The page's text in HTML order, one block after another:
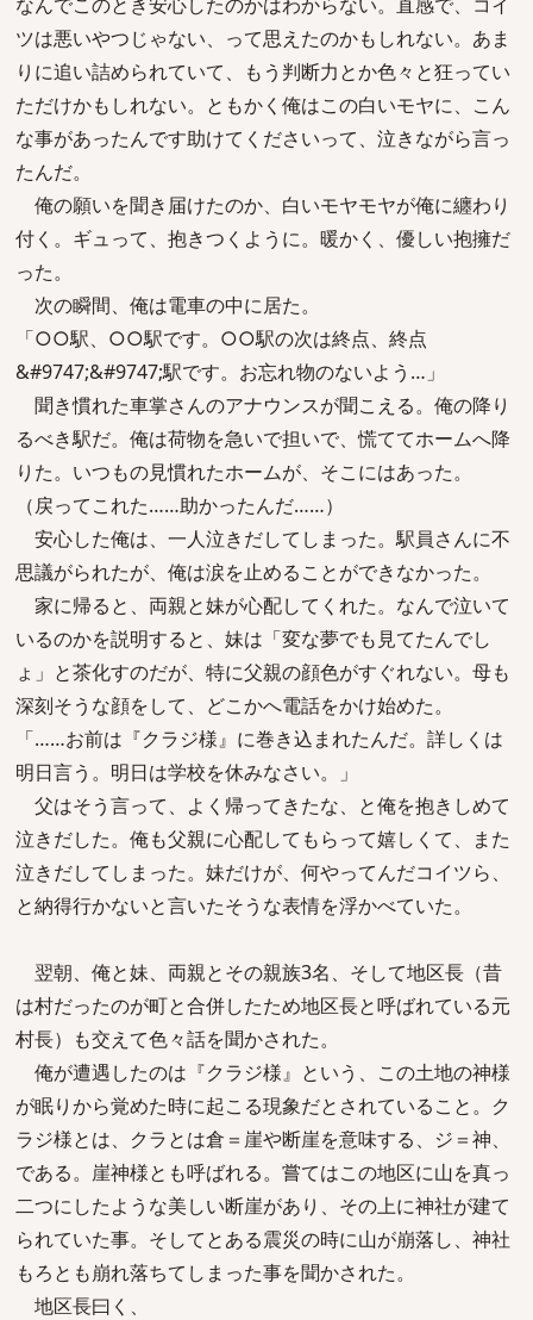
ツは悪いやつじゃない、って思えたのかもしれない。あま
りに追い詰められていて、もう判断力とか色々と狂ってい
ただけかもしれない。ともかく俺はこの白いモヤに、こん
な事があったんです助けてくださいって、泣きながら言っ
たんだ。
俺の願いを聞き届けたのか、白いモヤモヤが俺に纏わり
付く。ギュって、抱きつくように。暖かく、優しい抱擁だ
った。
次の瞬間、俺は電車の中に居た。
「○○駅、○○駅です。○○駅の次は終点、終点
&#9747;&#9747;駅です。お忘れ物のないよう…」
聞き慣れた車掌さんのアナウンスが聞こえる。俺の降り
るべき駅だ。俺は荷物を急いで担いで、慌ててホームへ降
りた。いつもの見慣れたホームが、そこにはあった。
（戻ってこれた……助かったんだ……）
安心した俺は、一人泣きだしてしまった。駅員さんに不
思議がられたが、俺は涙を止めることができなかった。
家に帰ると、両親と妹が心配してくれた。なんで泣いて
いるのかを説明すると、妹は「変な夢でも見てたんでし
ょ」と茶化すのだが、特に父親の顔色がすぐれない。母も
深刻そうな顔をして、どこかへ電話をかけ始めた。
「……お前は『クラジ様』に巻き込まれたんだ。詳しくは
明日言う。明日は学校を休みなさい。」
父はそう言って、よく帰ってきたな、と俺を抱きしめて
泣きだした。俺も父親に心配してもらって嬉しくて、また
泣きだしてしまった。妹だけが、何やってんだコイツら、
と納得行かないと言いたそうな表情を浮かべていた。
翌朝、俺と妹、両親とその親族3名、そして地区長（昔
は村だったのが町と合併したため地区長と呼ばれている元
村長）も交えて色々話を聞かされた。
俺が遭遇したのは『クラジ様』という、この土地の神様
が眠りから覚めた時に起こる現象だとされていること。ク
ラジ様とは、クラとは倉＝崖や断崖を意味する、ジ＝神、
である。崖神様とも呼ばれる。嘗てはこの地区に山を真っ
二つにしたような美しい断崖があり、その上に神社が建て
られていた事。そしてとある震災の時に山が崩落し、神社
もろとも崩れ落ちてしまった事を聞かされた。
地区長曰く、